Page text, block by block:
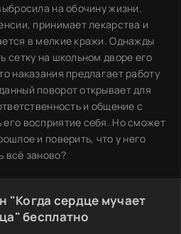
на обочину жизни.
принимает лекарства и
в мелкие кражи. Однажды
сетку на школьном дворе его
наказания предлагает работу
поворот открывает для
и общение с
восприятие себя. Но сможет
и поверить, что у него
всё заново?
"Когда сердце мучает
бесплатно